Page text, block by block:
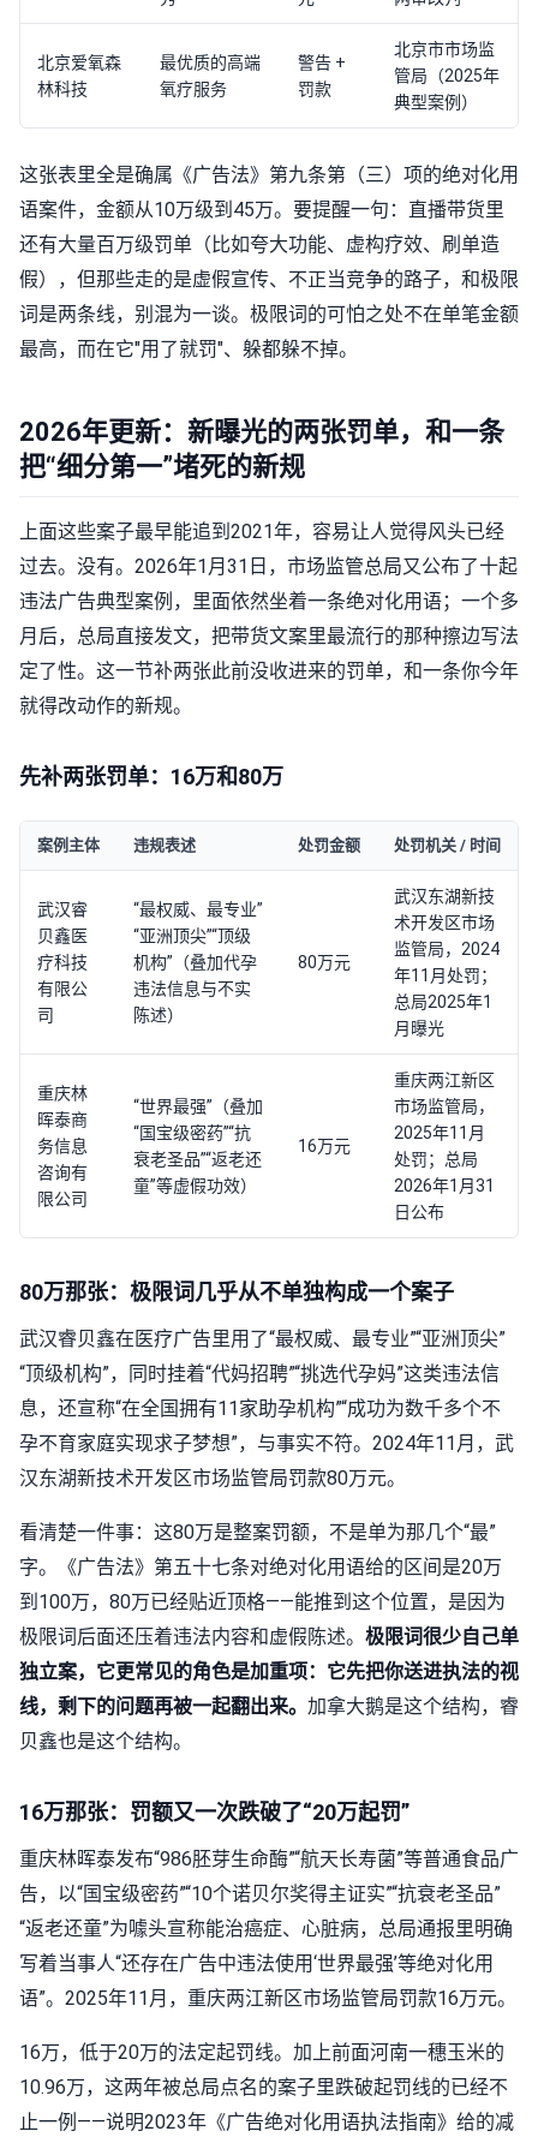
北京爱氧森
林科技
最优质的高端
氧疗服务
警告 +
罚款
北京市市场监
管局（2025年
典型案例）
这张表里全是确属《广告法》第九条第（三）项的绝对化用
语案件，金额从10万级到45万。要提醒一句：直播带货里
还有大量百万级罚单（比如夸大功能、虚构疗效、刷单造
假），但那些走的是虚假宣传、不正当竞争的路子，和极限
词是两条线，别混为一谈。极限词的可怕之处不在单笔金额
最高，而在它"用了就罚"、躲都躲不掉。
2026年更新：新曝光的两张罚单，和一条
把“细分第一”堵死的新规
上面这些案子最早能追到2021年，容易让人觉得风头已经
过去。没有。2026年1月31日，市场监管总局又公布了十起
违法广告典型案例，里面依然坐着一条绝对化用语；一个多
月后，总局直接发文，把带货文案里最流行的那种擦边写法
定了性。这一节补两张此前没收进来的罚单，和一条你今年
就得改动作的新规。
先补两张罚单：16万和80万
案例主体 违规表述 处罚金额 处罚机关 / 时间
武汉睿
贝鑫医
疗科技
有限公
司
“最权威、最专业”
“亚洲顶尖”“顶级
机构”（叠加代孕
违法信息与不实
陈述）
80万元
武汉东湖新技
术开发区市场
监管局，2024
年11月处罚；
总局2025年1
月曝光
重庆林
晖泰商
务信息
咨询有
限公司
“世界最强”（叠加
“国宝级密药”“抗
衰老圣品”“返老还
童”等虚假功效）
16万元
重庆两江新区
市场监管局，
2025年11月
处罚；总局
2026年1月31
日公布
80万那张：极限词几乎从不单独构成一个案子
武汉睿贝鑫在医疗广告里用了“最权威、最专业”“亚洲顶尖”
“顶级机构”，同时挂着“代妈招聘”“挑选代孕妈”这类违法信
息，还宣称“在全国拥有11家助孕机构”“成功为数千多个不
孕不育家庭实现求子梦想”，与事实不符。2024年11月，武
汉东湖新技术开发区市场监管局罚款80万元。
看清楚一件事：这80万是整案罚额，不是单为那几个“最”
字。《广告法》第五十七条对绝对化用语给的区间是20万
到100万，80万已经贴近顶格——能推到这个位置，是因为
极限词后面还压着违法内容和虚假陈述。 极限词很少自己单
独立案，它更常见的角色是加重项：它先把你送进执法的视
线，剩下的问题再被一起翻出来。 加拿大鹅是这个结构，睿
贝鑫也是这个结构。
16万那张：罚额又一次跌破了“20万起罚”
重庆林晖泰发布“986胚芽生命酶”“航天长寿菌”等普通食品广
告，以“国宝级密药”“10个诺贝尔奖得主证实”“抗衰老圣品”
“返老还童”为噱头宣称能治癌症、心脏病，总局通报里明确
写着当事人“还存在广告中违法使用‘世界最强’等绝对化用
语”。2025年11月，重庆两江新区市场监管局罚款16万元。
16万，低于20万的法定起罚线。加上前面河南一穗玉米的
10.96万，这两年被总局点名的案子里跌破起罚线的已经不
止一例——说明2023年《广告绝对化用语执法指南》给的减